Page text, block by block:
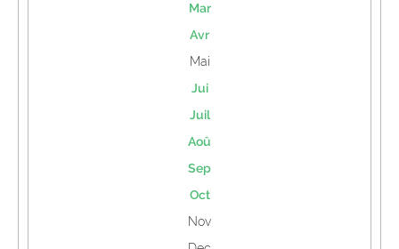
Mar
Avr
Mai
Jui
Juil
Aoû
Sep
Oct
Nov